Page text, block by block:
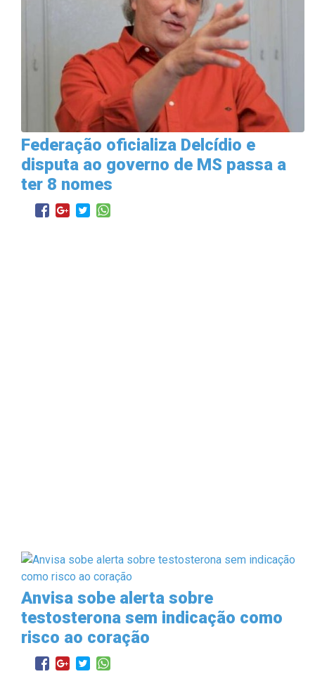
Federação oficializa Delcídio e
disputa ao governo de MS passa a
ter 8 nomes
Anvisa sobe alerta sobre
testosterona sem indicação como
risco ao coração